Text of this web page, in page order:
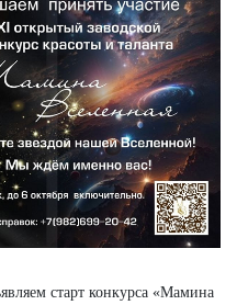
старт конкурса «Мамина